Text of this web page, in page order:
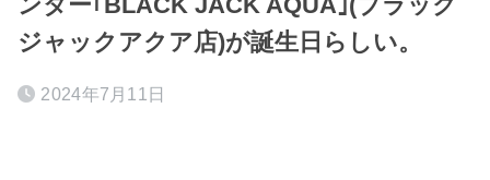
ジャックアクア店)が誕生日らしい。
2024年7月11日